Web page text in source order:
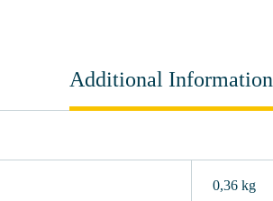
Additional Information
0,36 kg